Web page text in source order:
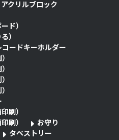
アクリルブロック
ド）
）
コードキーホルダー
刷）
刷）
お守り
タペストリー